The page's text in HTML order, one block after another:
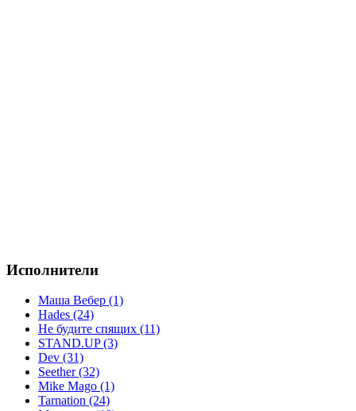
Исполнители
Маша Вебер (1)
Hades (24)
Не будите спящих (11)
STAND.UP (3)
Dev (31)
Seether (32)
Mike Mago (1)
Tarnation (24)